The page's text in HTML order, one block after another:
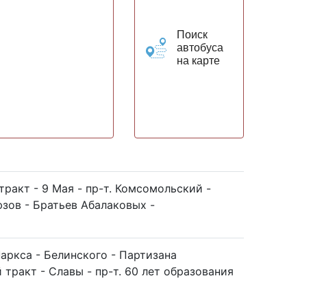
Поиск
автобуса
на карте
- 9 Мая - пр-т. Комсомольский -
- Братьев Абалаковых -
- Белинского - Партизана
- Славы - пр-т. 60 лет образования